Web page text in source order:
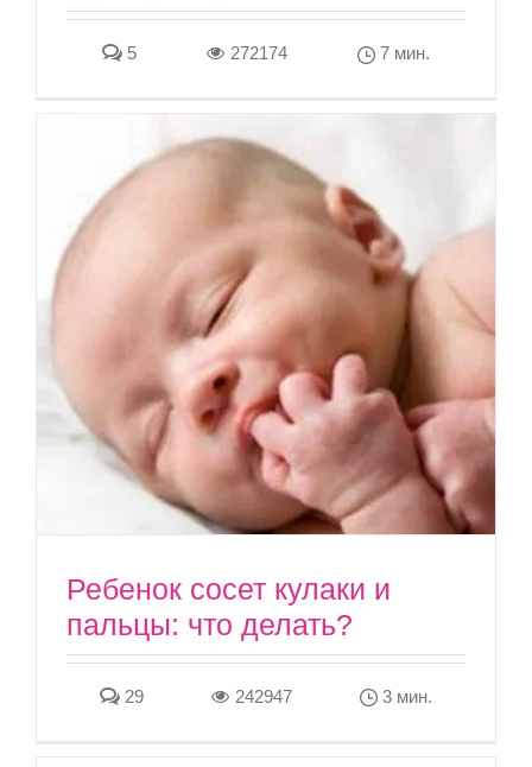
5 272174 7 мин.
Ребенок сосет кулаки и
пальцы: что делать?
29 242947 3 мин.